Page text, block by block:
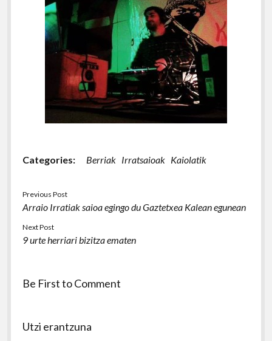
Categories: Berriak Irratsaioak Kaiolatik
Previous Post
Arraio Irratiak saioa egingo du Gaztetxea Kalean egunean
Next Post
9 urte herriari bizitza ematen
Be First to Comment
Utzi erantzuna